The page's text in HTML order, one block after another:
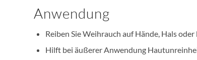
Anwendung
Reiben Sie Weihrauch auf Hände, Hals
Hilft bei äußerer Anwendung